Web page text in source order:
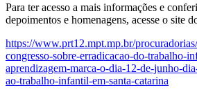
Para ter acesso a mais informações e
depoimentos e homenagens, acesse o site
https://www.prt12.mpt.mp.br/
congresso-sobre-erradicacao-do-trabalho-
aprendizagem-marca-o-dia-12-de-junho-
ao-trabalho-infantil-em-santa-catarina